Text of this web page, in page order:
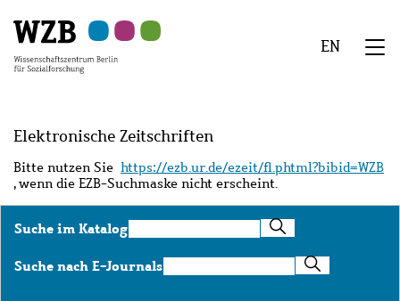
Hauptinhalt
springen
Navigation
springen
Suche
springen
Sekundärnavigation
springen
Fußzeile
springen
EN
Elektronische Zeitschriften
Bitte nutzen Sie https://ezb.ur.de/ezeit/fl.phtml?bibid=WZB
, wenn die EZB-Suchmaske nicht erscheint.
Suche im KatalogSuche
im
Katalog
Suche nach E-JournalsSuche
nach